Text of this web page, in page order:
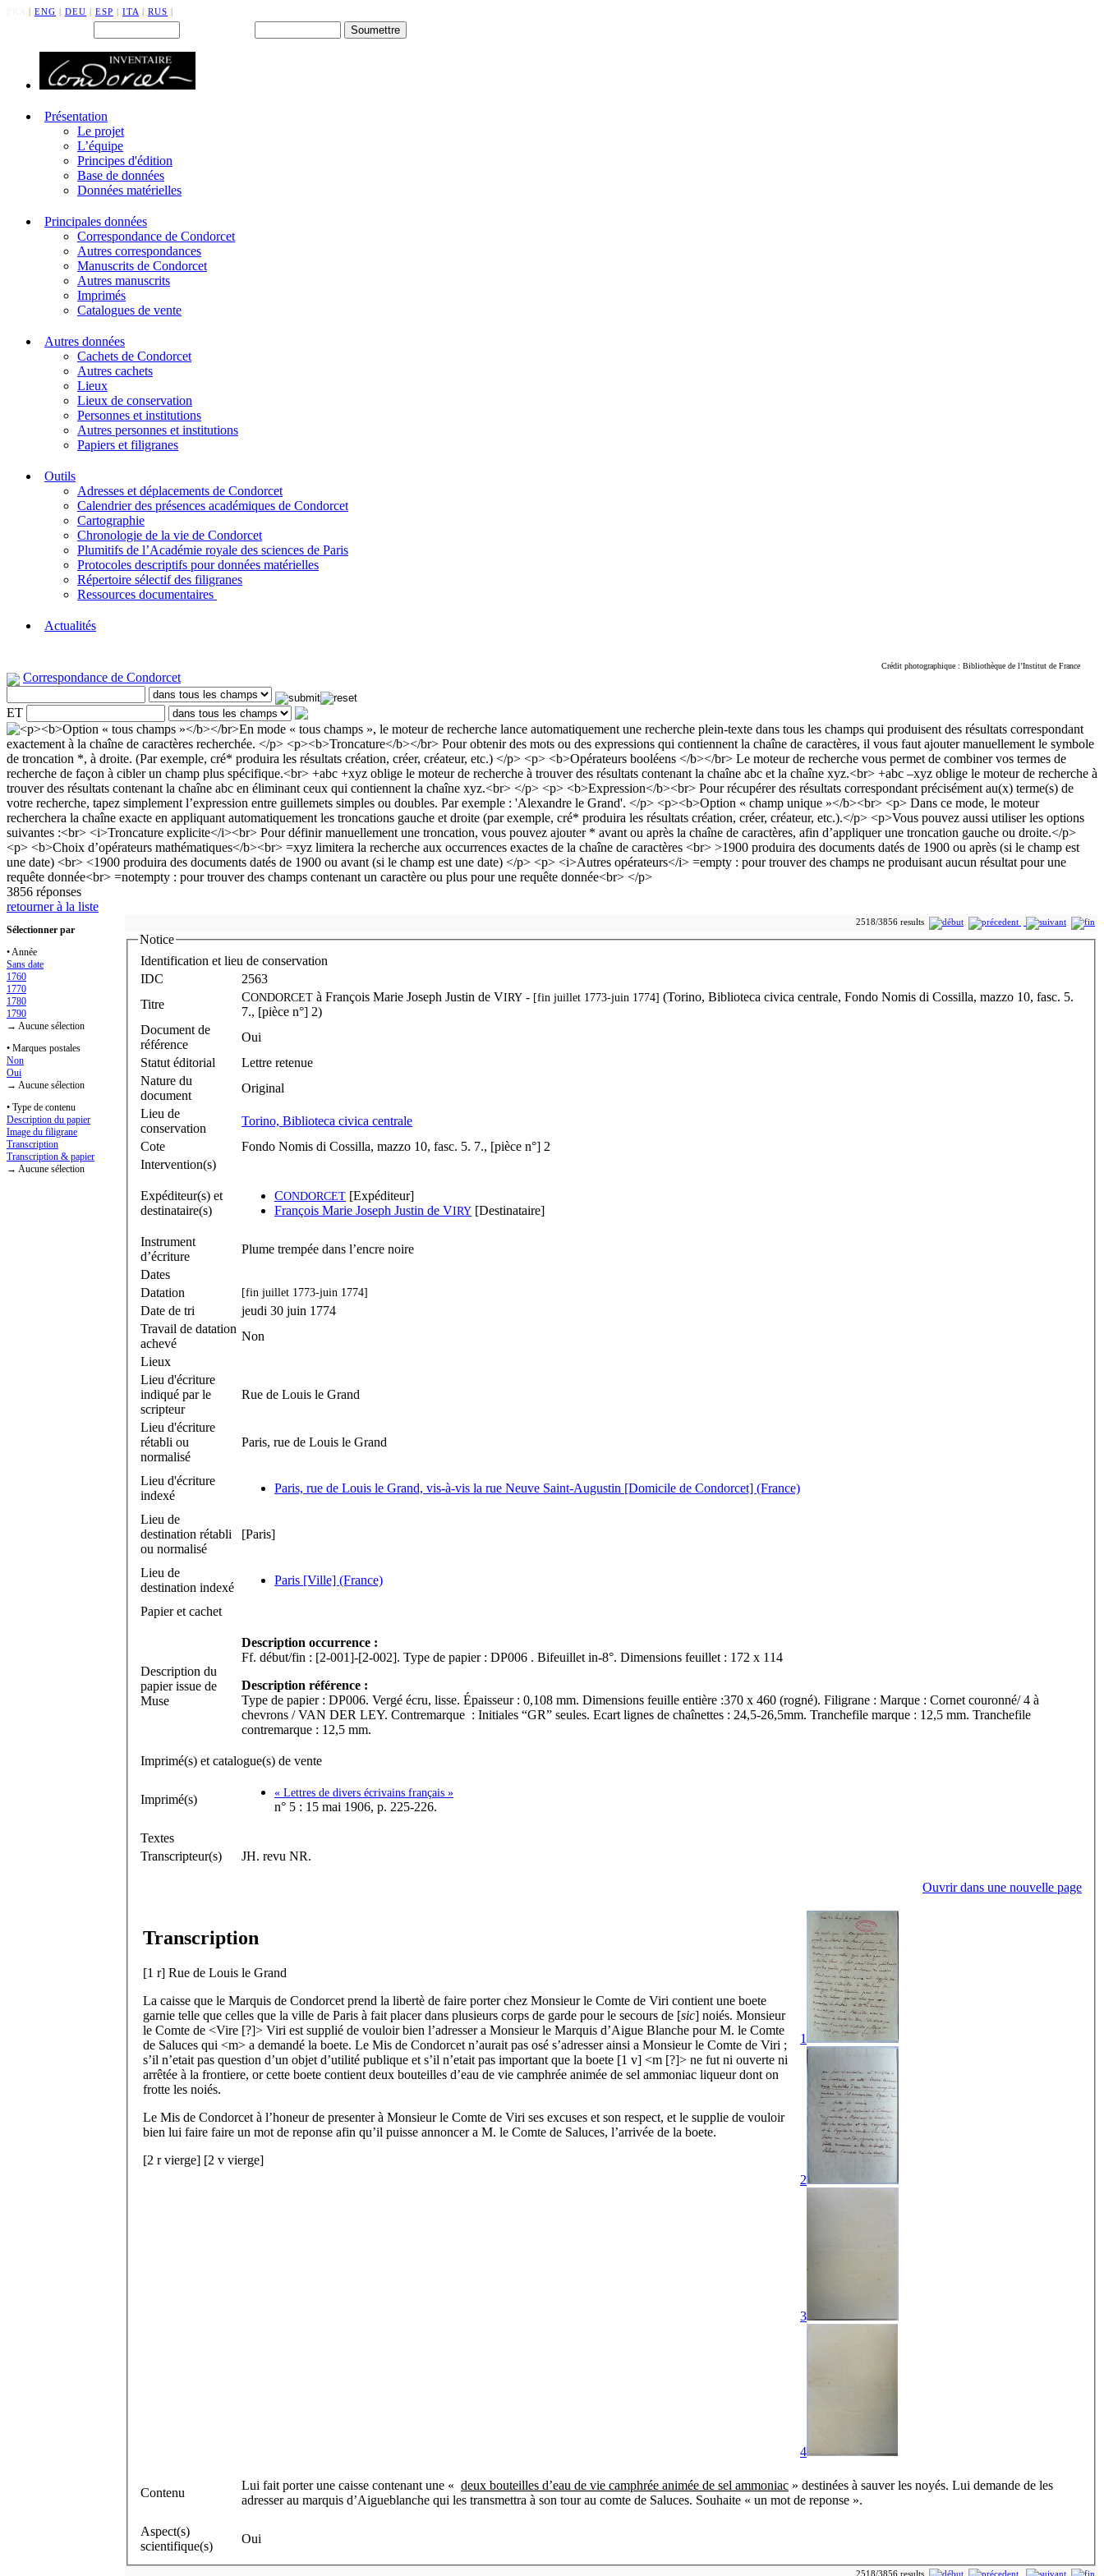
| ENG | DEU | ESP | ITA | RUS |
Présentation
Le projet
L’équipe
Principes d'édition
Base de données
Données matérielles
Principales données
Correspondance de Condorcet
Autres correspondances
Manuscrits de Condorcet
Autres manuscrits
Imprimés
Catalogues de vente
Autres données
Cachets de Condorcet
Autres cachets
Lieux
Lieux de conservation
Personnes et institutions
Autres personnes et institutions
Papiers et filigranes
Outils
Adresses et déplacements de Condorcet
Calendrier des présences académiques de Condorcet
Cartographie
Chronologie de la vie de Condorcet
Plumitifs de l’Académie royale des sciences de Paris
Protocoles descriptifs pour données matérielles
Répertoire sélectif des filigranes
Ressources documentaires
Actualités
Crédit photographique : Bibliothèque de l’Institut de France
Correspondance de Condorcet
ET
3856 réponses
retourner à la liste
Sélectionner par
• Année
Sans date
1760
1770
1780
1790
→ Aucune sélection
• Marques postales
Non
Oui
→ Aucune sélection
• Type de contenu
Description du papier
Image du filigrane
Transcription
Transcription & papier
→ Aucune sélection
2518/3856 results
Notice
Identification et lieu de conservation
IDC
2563
Titre
CONDORCET à François Marie Joseph Justin de VIRY - [fin juillet 1773-juin 1774] (Torino, Biblioteca civica centrale, Fondo Nomis di Cossilla, mazzo 10, fasc. 5.
7., [pièce n°] 2)
Document de
référence
Oui
Statut éditorial
Lettre retenue
Nature du
document
Original
Lieu de
conservation
Torino, Biblioteca civica centrale
Cote
Fondo Nomis di Cossilla, mazzo 10, fasc. 5. 7., [pièce n°] 2
Intervention(s)
Expéditeur(s) et
destinataire(s)
CONDORCET [Expéditeur]
François Marie Joseph Justin de VIRY [Destinataire]
Instrument
d’écriture
Plume trempée dans l’encre noire
Dates
Datation
[fin juillet 1773-juin 1774]
Date de tri
jeudi 30 juin 1774
Travail de datation
achevé
Non
Lieux
Lieu d'écriture
indiqué par le
scripteur
Rue de Louis le Grand
Lieu d'écriture
rétabli ou
normalisé
Paris, rue de Louis le Grand
Lieu d'écriture
indexé
Paris, rue de Louis le Grand, vis-à-vis la rue Neuve Saint-Augustin [Domicile de Condorcet] (France)
Lieu de
destination rétabli
ou normalisé
[Paris]
Lieu de
destination indexé
Paris [Ville] (France)
Papier et cachet
Description du
papier issue de
Muse
Description occurrence :
Ff. début/fin : [2-001]-[2-002]. Type de papier : DP006 . Bifeuillet in-8°. Dimensions feuillet : 172 x 114
Description référence :
Type de papier : DP006. Vergé écru, lisse. Épaisseur : 0,108 mm. Dimensions feuille entière :370 x 460 (rogné). Filigrane : Marque : Cornet couronné/ 4 à
chevrons / VAN DER LEY. Contremarque : Initiales “GR” seules. Ecart lignes de chaînettes : 24,5-26,5mm. Tranchefile marque : 12,5 mm. Tranchefile
contremarque : 12,5 mm.
Imprimé(s) et catalogue(s) de vente
Imprimé(s) « Lettres de divers écrivains français »
n° 5 : 15 mai 1906, p. 225-226.
Textes
Transcripteur(s)
JH. revu NR.
Ouvrir dans une nouvelle page
Transcription
[1 r] Rue de Louis le Grand
La caisse que le Marquis de Condorcet prend la libertè de faire porter chez Monsieur le Comte de Viri contient une boete
garnie telle que celles que la ville de Paris à fait placer dans plusieurs corps de garde pour le secours de [sic] noiés. Monsieur
le Comte de <Vire [?]> Viri est supplié de vouloir bien l’adresser a Monsieur le Marquis d’Aigue Blanche pour M. le Comte
de Saluces qui <m> a demandé la boete. Le Mis de Condorcet n’aurait pas osé s’adresser ainsi a Monsieur le Comte de Viri ;
s’il n’etait pas question d’un objet d’utilité publique et s’il n’etait pas important que la boete [1 v] <m [?]> ne fut ni ouverte ni
arrêtée à la frontiere, or cette boete contient deux bouteilles d’eau de vie camphrée animée de sel ammoniac liqueur dont on
frotte les noiés.
Le Mis de Condorcet à l’honeur de presenter à Monsieur le Comte de Viri ses excuses et son respect, et le supplie de vouloir
bien lui faire faire un mot de reponse afin qu’il puisse annoncer a M. le Comte de Saluces, l’arrivée de la boete.
[2 rvierge] [2 v vierge]
1
2
3
4
Contenu
Lui fait porter une caisse contenant une « deux bouteilles d’eau de vie camphrée animée de sel ammoniac » destinées à sauver les noyés. Lui demande de les
adresser au marquis d’Aigueblanche qui les transmettra à son tour au comte de Saluces. Souhaite « un mot de reponse ».
Aspect(s)
scientifique(s)
Oui
2518/3856 results